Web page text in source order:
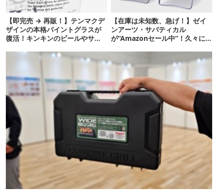
【即完売 → 再販！】テンマクデ
ザインの本格パイントグラスが
復活！キンキンのビールやサワ
【在庫は未知数、急げ！】ゼイ
ンアーツ・サバティカル
が“Amazonセール中”！久々に